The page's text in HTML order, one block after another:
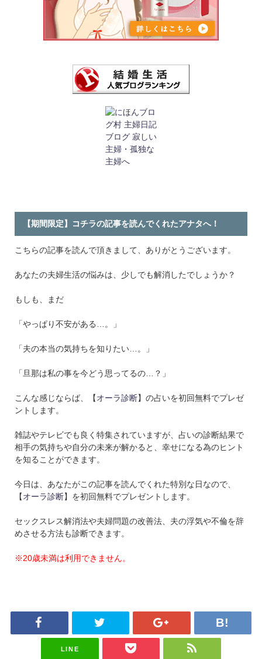
【期間限定】コチラの記事を読んでくれたアナタへ！
こちらの記事を読んで頂きまして、ありがとうございます。
あなたの夫婦生活の悩みは、少しでも解消したでしょうか？
もしも、まだ
「やっぱり不安がある…。」
「夫の本当の気持ちを知りたい…。」
「旦那は私の事を今どう思ってるの…？」
こんな感じならば、【 オーラ診断】の占いを初回無料でプレゼ
ントします。
雑誌やテレビでも良く特集されていますが、占いの診断結果で
相手の気持ちや自分の未来が解かると、幸せになる為のヒント
を知ることができます。
今日は、あなたがこの記事を読んでくれた特別な日なので、
【 オーラ診断】を初回無料でプレゼントします。
セックスレス解消法や夫婦問題の改善法、夫の浮気や不倫を辞
めさせる方法も診断できます。
※20歳未満は利用できません。
LINE